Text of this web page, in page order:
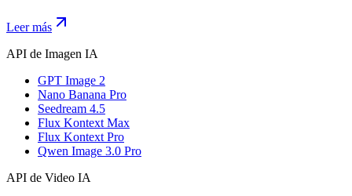
Leer más
API de Imagen IA
GPT Image 2
Nano Banana Pro
Seedream 4.5
Flux Kontext Max
Flux Kontext Pro
Qwen Image 3.0 Pro
API de Video IA